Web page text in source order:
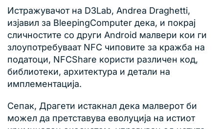
Истражувачот на D3Lab, Andrea Draghetti,
изјавил за BleepingComputer дека, и покрај
сличностите со други Android малвери кои ги
злоупотребуваат NFC чиповите за кражба на
податоци, NFCShare користи различен код,
библиотеки, архитектура и детали на
имплементација.
Сепак, Драгети истакнал дека малверот би
можел да претставува еволуција на истиот